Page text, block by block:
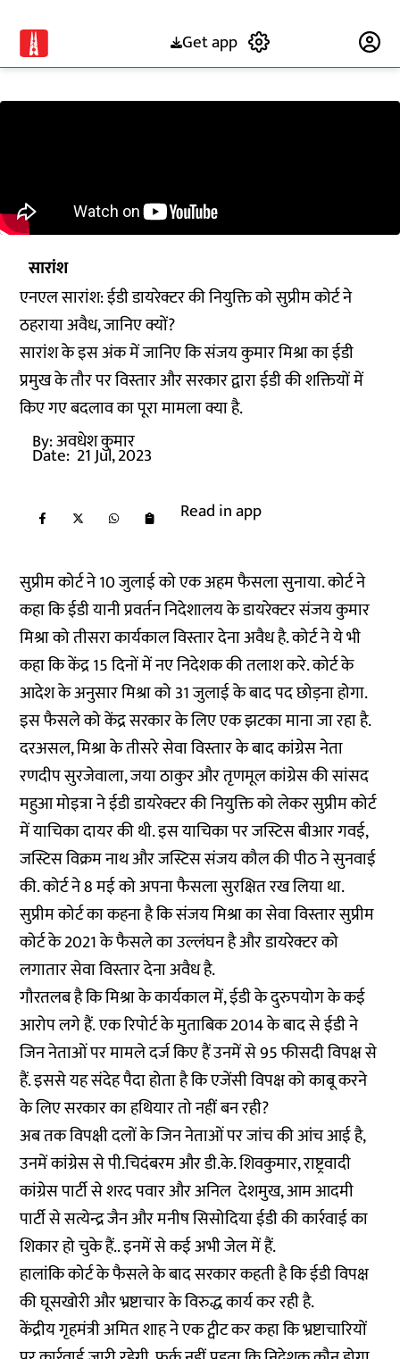
Get app
सारांश
एनएल सारांश: ईडी डायरेक्टर की नियुक्ति को सुप्रीम कोर्ट ने
ठहराया अवैध, जानिए क्यों?
सारांश के इस अंक में जानिए कि संजय कुमार मिश्रा का ईडी
प्रमुख के तौर पर विस्तार और सरकार द्वारा ईडी की शक्तियों में
किए गए बदलाव का पूरा मामला क्या है.
By:अवधेश कुमार
Date: 21 Jul, 2023
Read in app
सुप्रीम कोर्ट ने 10 जुलाई को एक अहम फैसला सुनाया. कोर्ट ने
कहा कि ईडी यानी प्रवर्तन निदेशालय के डायरेक्टर संजय कुमार
मिश्रा को तीसरा कार्यकाल विस्तार देना अवैध है. कोर्ट ने ये भी
कहा कि केंद्र 15 दिनों में नए निदेशक की तलाश करे. कोर्ट के
आदेश के अनुसार मिश्रा को 31 जुलाई के बाद पद छोड़ना होगा.
इस फैसले को केंद्र सरकार के लिए एक झटका माना जा रहा है.
दरअसल, मिश्रा के तीसरे सेवा विस्तार के बाद कांग्रेस नेता
रणदीप सुरजेवाला, जया ठाकुर और तृणमूल कांग्रेस की सांसद
महुआ मोइत्रा ने ईडी डायरेक्टर की नियुक्ति को लेकर सुप्रीम कोर्ट
में याचिका दायर की थी. इस याचिका पर जस्टिस बीआर गवई,
जस्टिस विक्रम नाथ और जस्टिस संजय कौल की पीठ ने सुनवाई
की. कोर्ट ने 8 मई को अपना फैसला सुरक्षित रख लिया था.
सुप्रीम कोर्ट का कहना है कि संजय मिश्रा का सेवा विस्तार सुप्रीम
कोर्ट के 2021 के फैसले का उल्लंघन है और डायरेक्टर को
लगातार सेवा विस्तार देना अवैध है.
गौरतलब है कि मिश्रा के कार्यकाल में, ईडी के दुरुपयोग के कई
आरोप लगे हैं. एक रिपोर्ट के मुताबिक 2014 के बाद से ईडी ने
जिन नेताओं पर मामले दर्ज किए हैं उनमें से 95 फीसदी विपक्ष से
हैं. इससे यह संदेह पैदा होता है कि एजेंसी विपक्ष को काबू करने
के लिए सरकार का हथियार तो नहीं बन रही?
अब तक विपक्षी दलों के जिन नेताओं पर जांच की आंच आई है,
उनमें कांग्रेस से पी.चिदंबरम और डी.के. शिवकुमार, राष्ट्रवादी
कांग्रेस पार्टी से शरद पवार और अनिल देशमुख, आम आदमी
पार्टी से सत्येन्द्र जैन और मनीष सिसोदिया ईडी की कार्रवाई का
शिकार हो चुके हैं.. इनमें से कई अभी जेल में हैं.
हालांकि कोर्ट के फैसले के बाद सरकार कहती है कि ईडी विपक्ष
की घूसखोरी और भ्रष्टाचार के विरुद्ध कार्य कर रही है.
केंद्रीय गृहमंत्री अमित शाह ने एक ट्वीट कर कहा कि भ्रष्टाचारियों